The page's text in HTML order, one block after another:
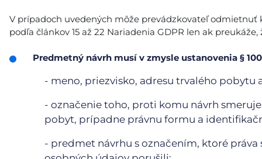
V prípadoch uvedených môže prevádzkovateľ
podľa článkov 15 až 22 Nariadenia GDPR len ak
Predmetný návrh musí v zmysle ustanovenia §
- meno, priezvisko, adresu trvalého pobytu
- označenie toho, proti komu návrh
pobyt, prípadne právnu formu a
- predmet návrhu s označením, ktoré